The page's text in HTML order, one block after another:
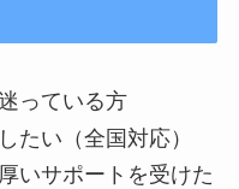
っている方
たい（全国対応）
いサポートを受けた